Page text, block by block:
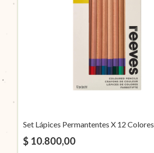
Set Lápices Permantentes X 12 Colores
$ 10.800,00